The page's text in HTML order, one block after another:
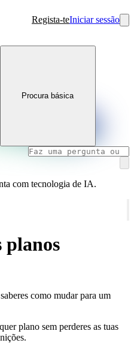
Regista-teIniciar sessão
Procura básica
com tecnologia de IA.
planos
como mudar para um
plano sem perderes as tuas